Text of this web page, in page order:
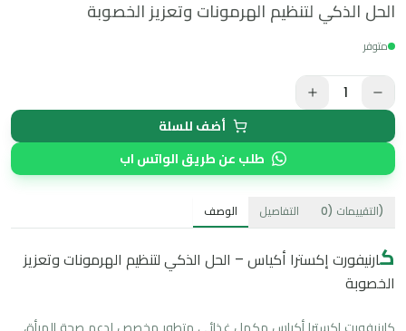
الحل الذكي لتنظيم الهرمونات وتعزيز الخصوبة
متوفر
1
أضف للسلة
طلب عن طريق الواتس اب
الوصف التفاصيل التقييمات (
0 )
كارنيفورت إكسترا أكياس – الحل الذكي لتنظيم الهرمونات وتعزيز
الخصوبة